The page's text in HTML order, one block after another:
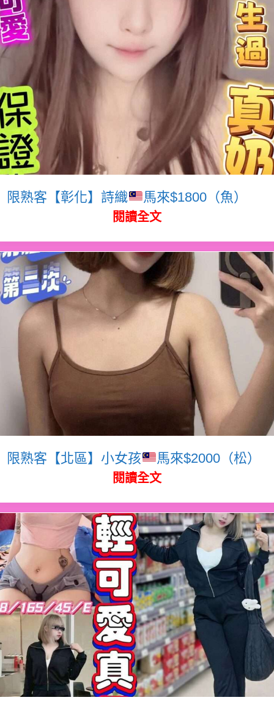
限熟客【彰化】詩織 馬來$1800（魚）
閱讀全文
限熟客【北區】小女孩 馬來$2000（松）
閱讀全文